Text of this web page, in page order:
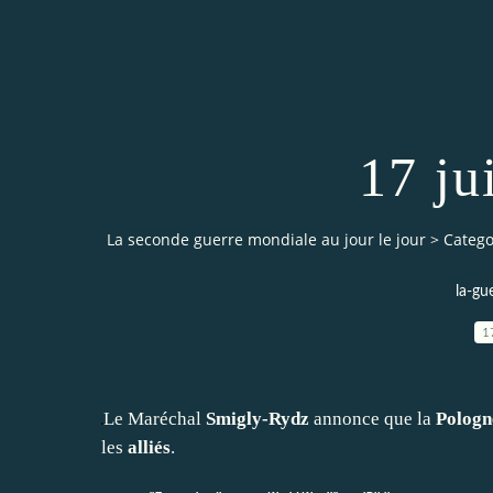
17
La seconde guerre mondiale au jour le jour >
la-
Le Maréchal Smigly-Rydz annonce que la
les alliés.